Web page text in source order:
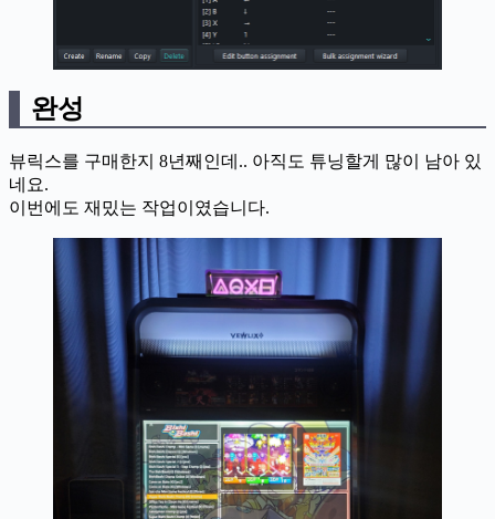
완성
뷰릭스를 구매한지 8년째인데.. 아직도 튜닝할게 많이 남아 있
네요.
이번에도 재밌는 작업이였습니다.